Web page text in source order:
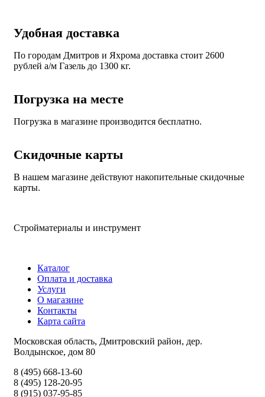
Удобная доставка
По городам Дмитров и Яхрома доставка стоит 2600
рублей а/м Газель до 1300 кг.
Погрузка на месте
Погрузка в магазине производится бесплатно.
Скидочные карты
В нашем магазине действуют накопительные скидочные
карты.
Стройматериалы и инструмент
Каталог
Оплата и доставка
Услуги
О магазине
Контакты
Карта сайта
Московская область, Дмитровский район, дер.
Волдынское, дом 80
8 (495) 668-13-60
8 (495) 128-20-95
8 (915) 037-95-85